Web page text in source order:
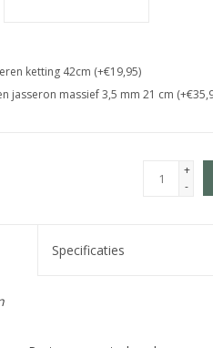
ketting 42cm (+€19,95)
jasseron massief 3,5 mm 21 cm
+
-
Specificaties